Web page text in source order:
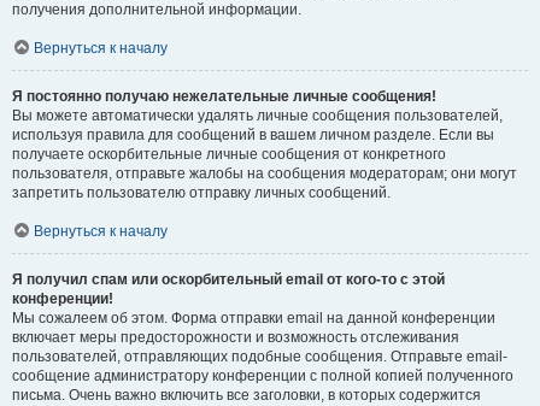
получения дополнительной информации.
Вернуться к началу
Я постоянно получаю нежелательные личные сообщения!
Вы можете автоматически удалять личные сообщения пользователей,
используя правила для сообщений в вашем личном разделе. Если вы
получаете оскорбительные личные сообщения от конкретного
пользователя, отправьте жалобы на сообщения модераторам; они могут
запретить пользователю отправку личных сообщений.
Вернуться к началу
Я получил спам или оскорбительный email от кого-то с этой
конференции!
Мы сожалеем об этом. Форма отправки email на данной конференции
включает меры предосторожности и возможность отслеживания
пользователей, отправляющих подобные сообщения. Отправьте email-
сообщение администратору конференции с полной копией полученного
письма. Очень важно включить все заголовки, в которых содержится